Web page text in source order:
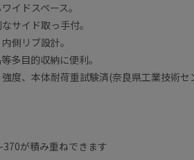
イドスペース。
サイド取っ手付。
側リブ設計。
多目的収納に便利。
度、本体耐荷重試験済(奈良県工業技術セ
が積み重ねできます